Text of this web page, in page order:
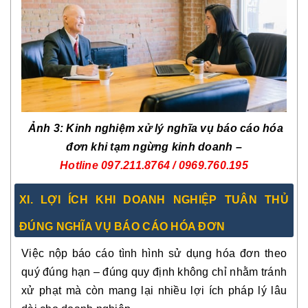
Ảnh 3: Kinh nghiệm xử lý nghĩa vụ báo cáo hóa
đơn khi tạm ngừng kinh doanh –
Hotline097.211.8764 / 0969.760.195
XI. LỢI ÍCH KHI DOANH NGHIỆP TUÂN THỦ
ĐÚNG NGHĨA VỤ BÁO CÁO HÓA ĐƠN
Việc nộp báo cáo tình hình sử dụng hóa đơn theo
quýđúng hạn – đúng quy định không chỉ nhằm tránh
xử phạt mà còn mang lại nhiều lợi ích pháp lý lâu